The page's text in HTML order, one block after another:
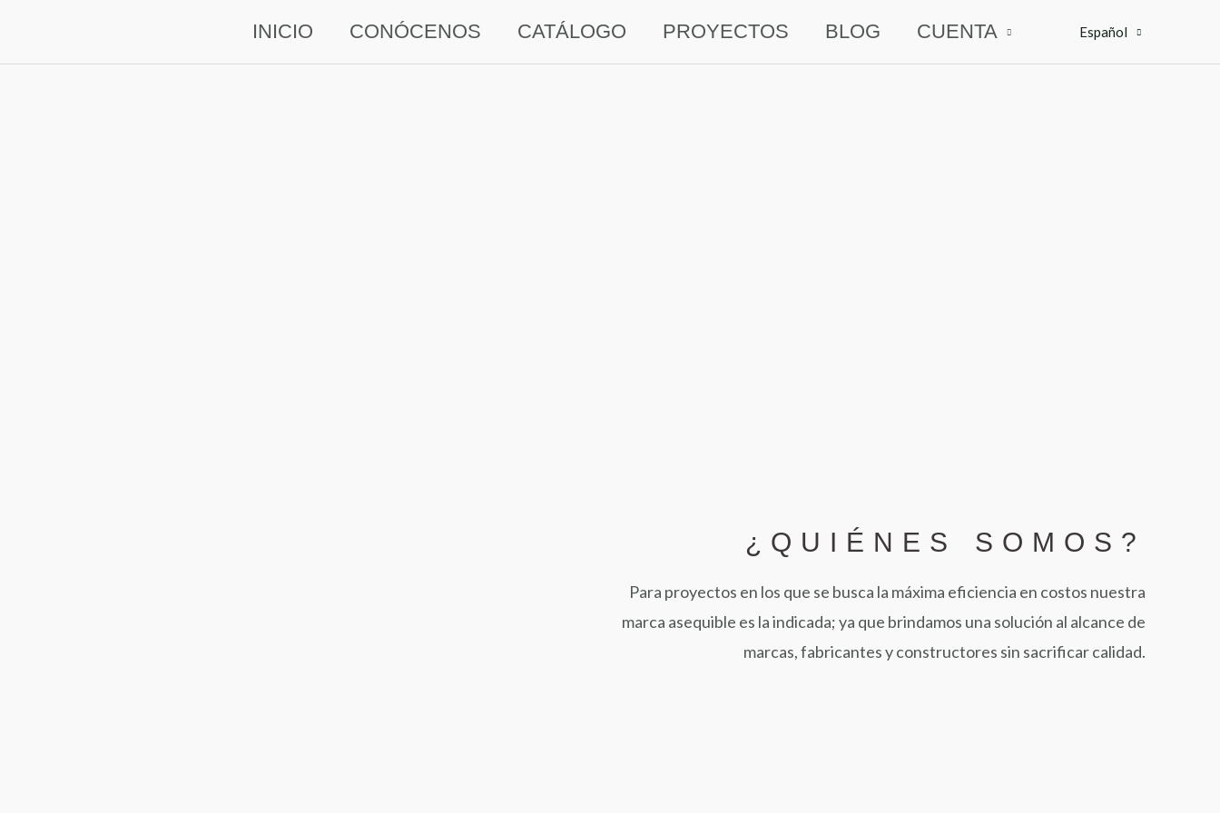
INICIO CONÓCENOS CATÁLOGO PROYECTOS BLOG CUENTA Español
¿QUIÉNES SOMOS?
Para proyectos en los que se busca la máxima eficiencia en costos nuestra
marca asequible es la indicada; ya que brindamos una solución al alcance de
marcas, fabricantes y constructores sin sacrificar calidad.